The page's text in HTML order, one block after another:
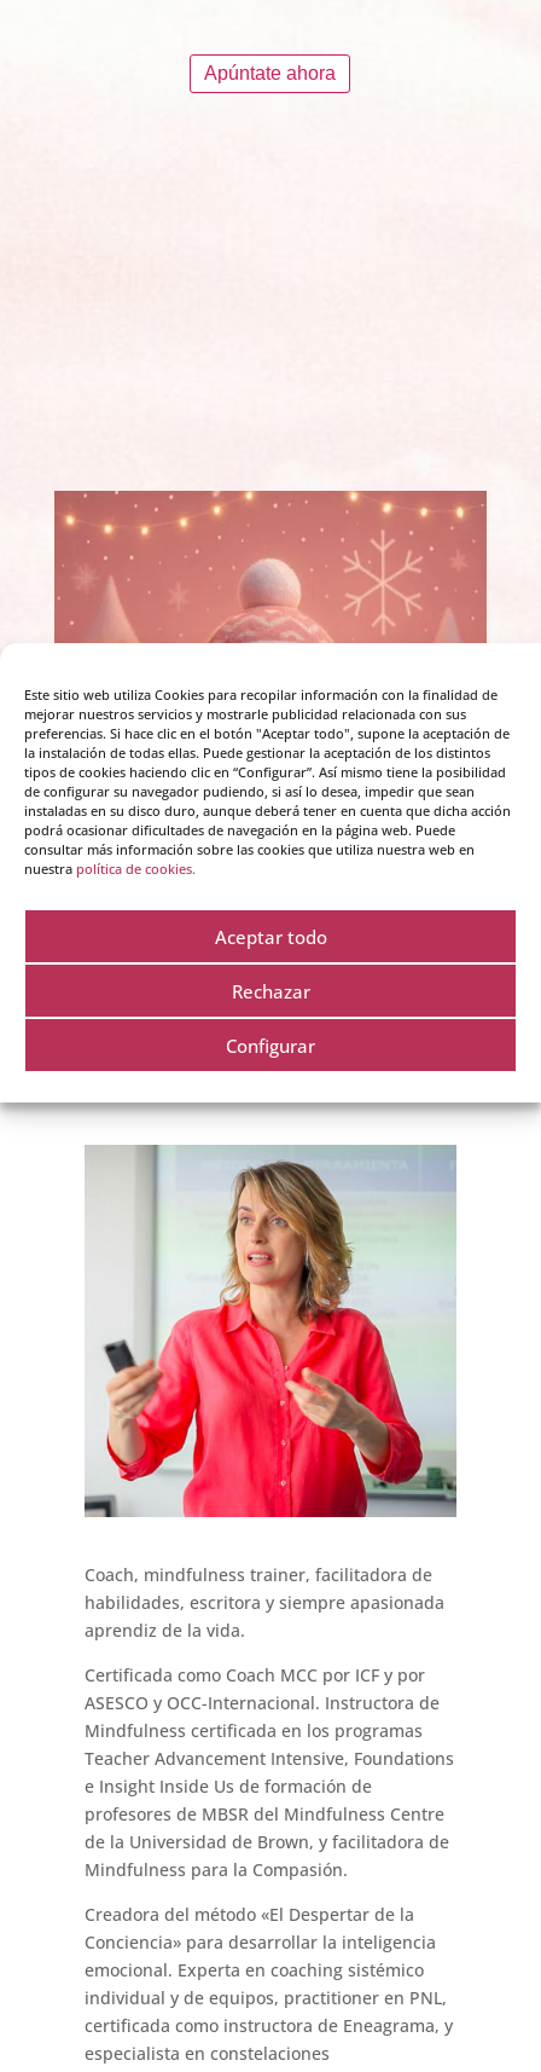
Este sitio web utiliza Cookies para recopilar información con la finalidad de
mejorar nuestros servicios y mostrarle publicidad relacionada con sus
preferencias. Si hace clic en el botón "Aceptar todo", supone la aceptación de
la instalación de todas ellas. Puede gestionar la aceptación de los distintos
tipos de cookies haciendo clic en “Configurar”. Así mismo tiene la posibilidad
de configurar su navegador pudiendo, si así lo desea, impedir que sean
instaladas en su disco duro, aunque deberá tener en cuenta que dicha acción
podrá ocasionar dificultades de navegación en la página web. Puede
consultar más información sobre las cookies que utiliza nuestra web en
nuestra política de cookies.
Aceptar todo
Rechazar
Configurar
Apúntate ahora
Facilitado por Beatriz García Ricondo
Coach, mindfulness trainer, facilitadora de
habilidades, escritora y siempre apasionada
aprendiz de la vida.
Certificada como Coach MCC por ICF y por
ASESCO y OCC-Internacional. Instructora de
Mindfulness certificada en los programas
Teacher Advancement Intensive, Foundations
e Insight Inside Us de formación de
profesores de MBSR del Mindfulness Centre
de la Universidad de Brown, y facilitadora de
Mindfulness para la Compasión.
Creadora del método «El Despertar de la
Conciencia» para desarrollar la inteligencia
emocional. Experta en coaching sistémico
individual y de equipos, practitioner en PNL,
certificada como instructora de Eneagrama, y
especialista en constelaciones